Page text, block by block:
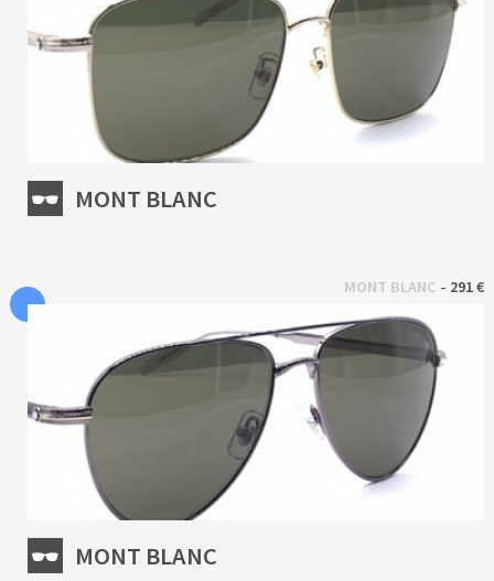
MONT BLANC
MONT BLANC - 291 €
MONT BLANC